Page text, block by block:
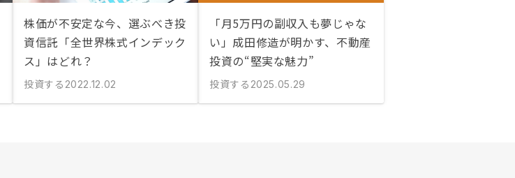
株価が不安定な今、選ぶべき投
資信託「全世界株式インデック
ス」はどれ？
投資する 2022.12.02
「月5万円の副収入も夢じゃな
い」成田修造が明かす、不動産
投資の“堅実な魅力”
投資する 2025.05.29